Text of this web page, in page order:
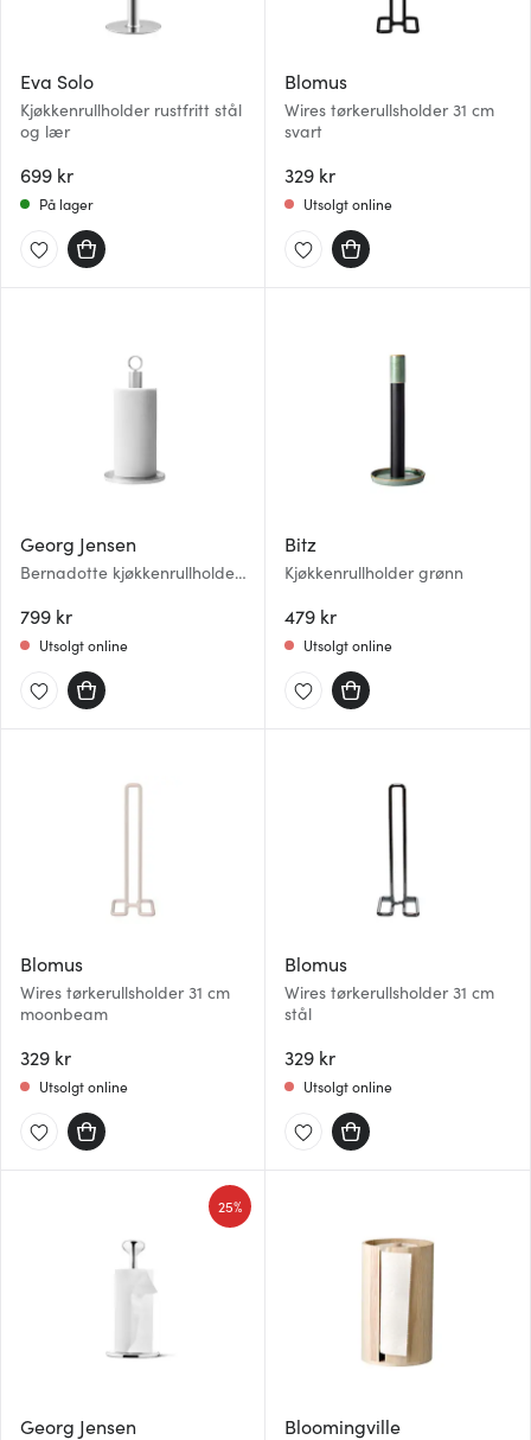
Eva Solo
Kjøkkenrullholder rustfritt stål
og lær
699 kr
På lager
Blomus
Wires tørkerullsholder 31 cm
svart
329 kr
Utsolgt online
Georg Jensen
Bernadotte kjøkkenrullholder
799 kr
Utsolgt online
Bitz
Kjøkkenrullholder grønn
479 kr
Utsolgt online
Blomus
Wires tørkerullsholder 31 cm
moonbeam
329 kr
Utsolgt online
Blomus
Wires tørkerullsholder 31 cm
stål
329 kr
Utsolgt online
Georg Jensen
25%
Bloomingville